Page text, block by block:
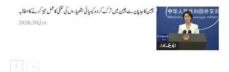
ڈپلومیٹک کارنر
چین کا جاپان سے چین میں ترک کردہ کیمیائی ہتھیاروں کی تلفی کا عمل تیز کرنے کا مطالبہ
جولائی 30, 2026